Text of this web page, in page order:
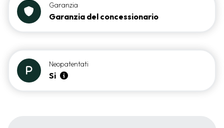
Garanzia
Garanzia del concessionario
Neopatentati
Si